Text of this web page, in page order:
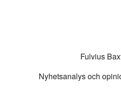
Fulvius
Nyhetsanalys och